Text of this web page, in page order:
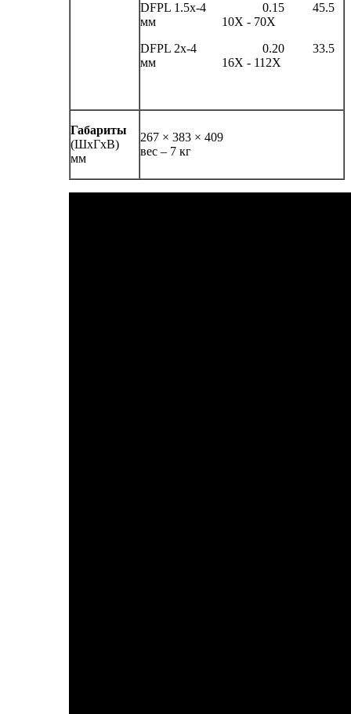
DFPL 1.5x-4 0.15 45.5
мм 10X - 70X
DFPL 2x-4 0.20 33.5
мм 16X - 112X
Габариты
(ШхГхВ)
мм
267 × 383 × 409
вес – 7 кг